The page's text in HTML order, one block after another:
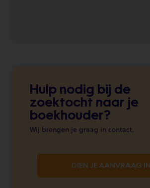
Hulp nodig bij de
zoektocht naar je
boekhouder?
Wij brengen je graag in contact.
DIEN JE AANVRAAG IN